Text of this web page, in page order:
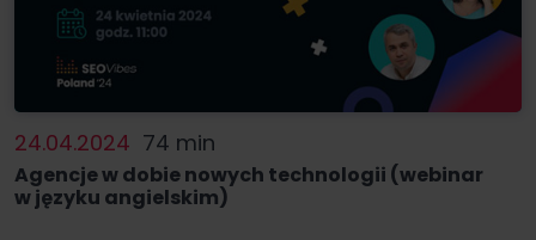
24.04.2024 74 min
Agencje w dobie nowych technologii (webinar
w języku angielskim)